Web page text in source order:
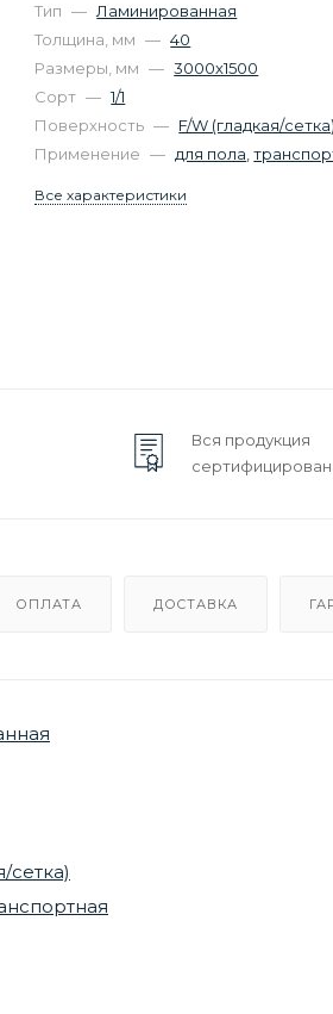
Тип — Ламинированная
Толщина, мм — 40
Размеры, мм — 3000х1500
Сорт — 1/1
Поверхность — F/W (гладкая/сетка)
Применение — для пола ,
Все характеристики
Вся продукция
ОПЛАТА ДОСТАВКА
сетка)